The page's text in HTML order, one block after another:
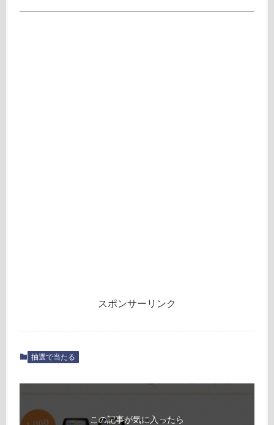
スポンサーリンク
抽選で当たる
この記事が気に入ったら